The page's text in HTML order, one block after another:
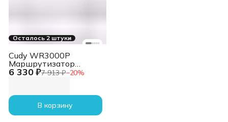
Осталось 2 штуки
6 330 ₽7 913 ₽−20%
Cudy WR3000P
Маршрутизатор
AX3000 2.5G Wi-Fi 6
В корзину